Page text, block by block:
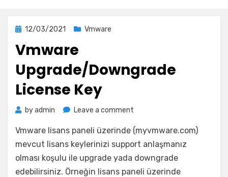
Posted
12/03/2021 Vmware
Vmware
Upgrade/Downgrade
License Key
byadmin Leave a comment
Upgrade/Downgrade
License
Key
Vmware lisans paneli üzerinde (myvmware.com)
mevcut lisans keylerinizi support anlaşmanız
olması koşulu ile upgrade yada downgrade
edebilirsiniz. Örneğin lisans paneli üzerinde